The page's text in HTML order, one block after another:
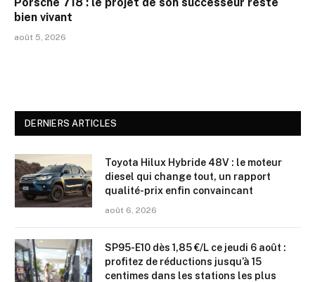
bien vivant
août 5, 2026
DERNIERS ARTICLES
Toyota Hilux Hybride 48V : le moteur
diesel qui change tout, un rapport
qualité-prix enfin convaincant
août 6, 2026
SP95-E10 dès 1,85 €/L ce jeudi 6 août :
profitez de réductions jusqu’à 15
centimes dans les stations les plus